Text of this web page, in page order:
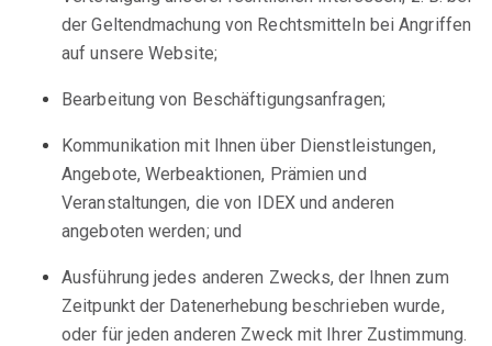
der Geltendmachung von Rechtsmitteln bei Angriffen
auf unsere Website;
Bearbeitung von Beschäftigungsanfragen;
Kommunikation mit Ihnen über Dienstleistungen,
Angebote, Werbeaktionen, Prämien und
Veranstaltungen, die von IDEX und anderen
angeboten werden; und
Ausführung jedes anderen Zwecks, der Ihnen zum
Zeitpunkt der Datenerhebung beschrieben wurde,
oder für jeden anderen Zweck mit Ihrer Zustimmung.